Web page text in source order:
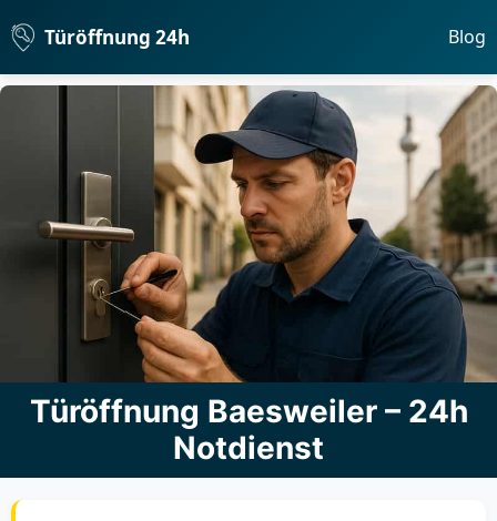
Türöffnung 24h Blog
Türöffnung Baesweiler – 24h
Notdienst